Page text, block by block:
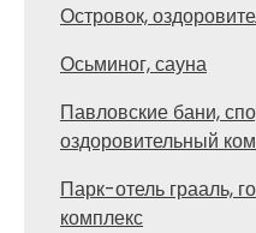
Островок,
Осьминог, сауна
Павловские бани,
оздоровительный
Парк-отель грааль,
комплекс